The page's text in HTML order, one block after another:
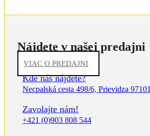
Nájdete v našej predajni
VIAC O PREDAJNI
Kde nás nájdete?
Necpalská cesta 498/6, Prievidza 97101
Zavolajte nám!
+421 (0)903 808 544